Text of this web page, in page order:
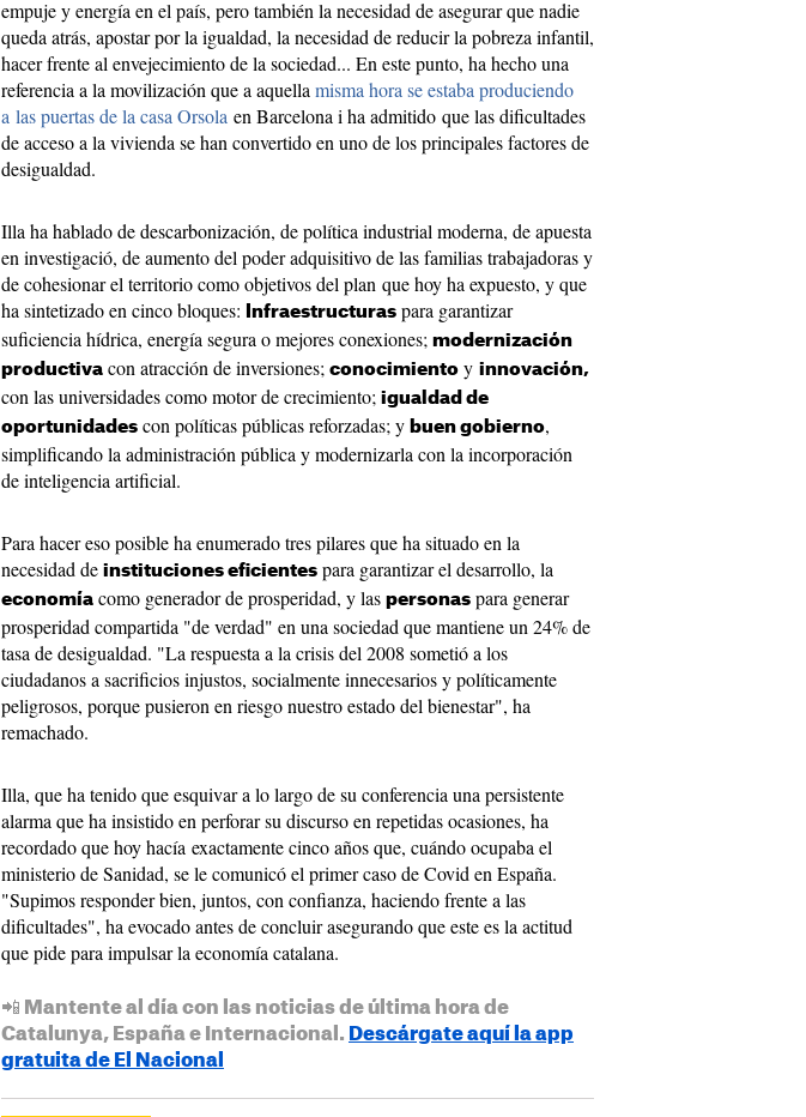
empuje y energía en el país, pero también la necesidad de asegurar que nadie
queda atrás, apostar por la igualdad, la necesidad de reducir la pobreza infantil,
hacer frente al envejecimiento de la sociedad... En este punto, ha hecho una
referencia a la movilización que a aquella misma hora se estaba produciendo
a las puertas de la casa Orsola en Barcelona i ha admitido que las dificultades
de acceso a la vivienda se han convertido en uno de los principales factores de
desigualdad.
Illa ha hablado de descarbonización, de política industrial moderna, de apuesta
en investigació, de aumento del poder adquisitivo de las familias trabajadoras y
de cohesionar el territorio como objetivos del plan que hoy ha expuesto, y que
ha sintetizado en cinco bloques:
Infraestructuras para garantizar
suficiencia hídrica, energía segura o mejores conexiones; modernización
productiva con atracción de inversiones; conocimiento y innovación,
con las universidades como motor de crecimiento; igualdad de
oportunidades con políticas públicas reforzadas; y buen gobierno,
simplificando la administración pública y modernizarla con la incorporación
de inteligencia artificial.
Para hacer eso posible ha enumerado tres pilares que ha situado en la
necesidad de instituciones eficientes para garantizar el desarrollo, la
economía como generador de prosperidad, y las personas para generar
prosperidad compartida "de verdad" en una sociedad que mantiene un 24% de
tasa de desigualdad. "La respuesta a la crisis del 2008 sometió a los
ciudadanos a sacrificios injustos, socialmente innecesarios y políticamente
peligrosos, porque pusieron en riesgo nuestro estado del bienestar", ha
remachado.
Illa, que ha tenido que esquivar a lo largo de su conferencia una persistente
alarma que ha insistido en perforar su discurso en repetidas ocasiones, ha
recordado que hoy hacía exactamente cinco años que, cuándo ocupaba el
ministerio de Sanidad, se le comunicó el primer caso de Covid en España.
"Supimos responder bien, juntos, con confianza, haciendo frente a las
dificultades", ha evocado antes de concluir asegurando que este es la actitud
que pide para impulsar la economía catalana.
📲 Mantente al día con las noticias de última hora de
Catalunya, España e Internacional. Descárgate aquí la app
gratuita de El Nacional